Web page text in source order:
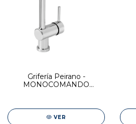
Grifería Peirano -
MONOCOMANDO
VER